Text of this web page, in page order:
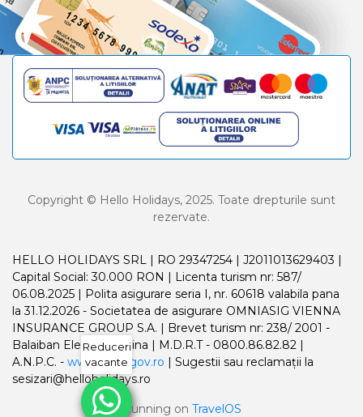
Copyright © Hello Holidays, 2025. Toate drepturile sunt
rezervate.
HELLO HOLIDAYS SRL | RO 29347254 | J2011013629403 |
Capital Social: 30.000 RON | Licenta turism nr: 587/
06.08.2025 | Polita asigurare seria I, nr. 60618 valabila pana
la 31.12.2026 - Societatea de asigurare OMNIASIG VIENNA
INSURANCE GROUP S.A. | Brevet turism nr: 238/ 2001 -
Balaiban Elena Madalina | M.D.R.T - 0800.86.82.82 |
A.N.P.C. - www.anpc.gov.ro | Sugestii sau reclamații la
sesizari@helloholidays.ro
Running on TravelOS
Reduceri
vacante